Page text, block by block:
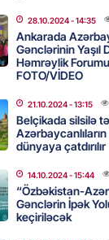
ötən il
idi”
pullarını başqa
- 10:47
28.10.2024- 14:35
Ankarada
Gənclərinin Yaşıl
Həmrəylik
FOTO/VİDEO
21.10.2024- 13:15
Belçikada silsilə
dünyaya çatdırılır
14.10.2024- 15:44
“Özbəkistan-
Gənclərin İpək
keçiriləcək